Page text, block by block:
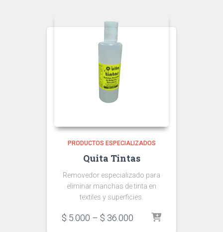
PRODUCTOS ESPECIALIZADOS
Quita Tintas
Removedor especializado para
eliminar manchas de tinta en
textiles y superficies.
$ 5.000 – $ 36.000 Price